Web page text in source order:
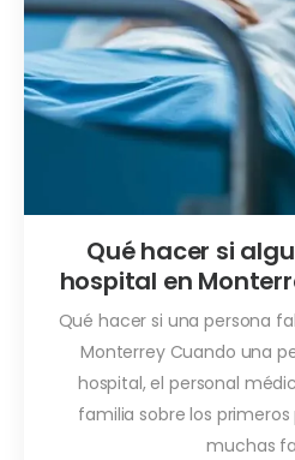
Qué hacer si
hospital en
Qué hacer si una persona
Monterrey Cuando una
hospital, el personal
familia sobre los primeros
muchas